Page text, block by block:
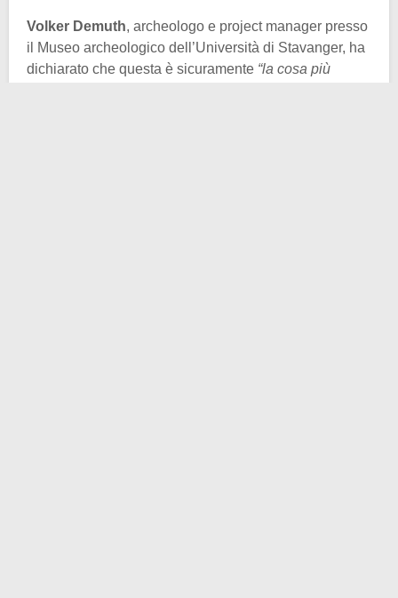
Volker Demuth, archeologo e project manager presso
il Museo archeologico dell’Università di Stavanger, ha
dichiarato che questa è sicuramente “la cosa più